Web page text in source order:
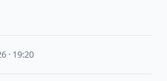
· 19:20